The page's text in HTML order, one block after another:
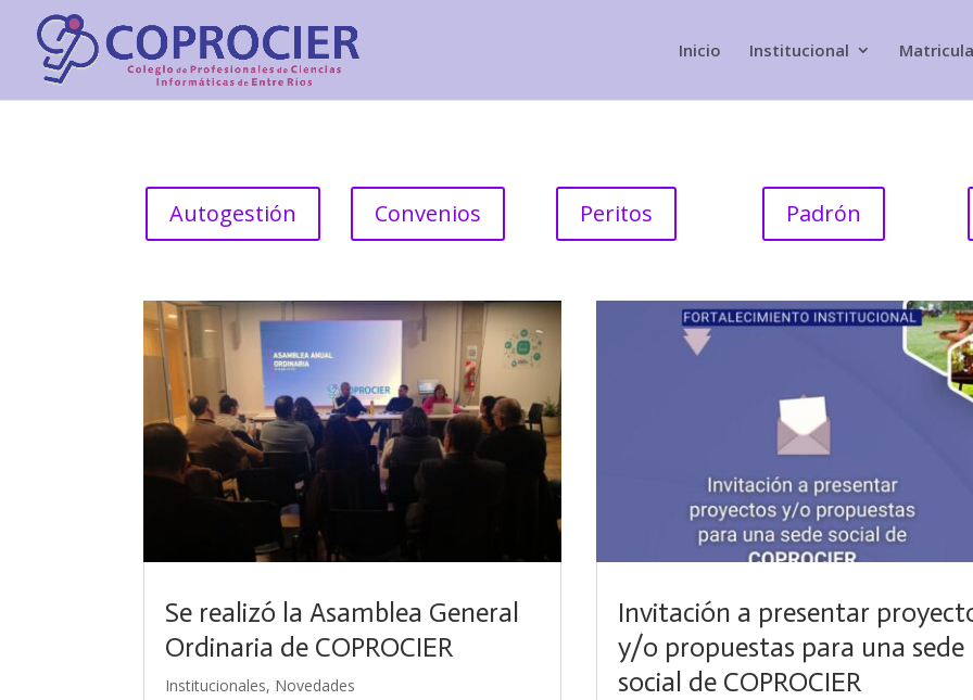
Inicio Institucional
Autogestión Convenios Peritos Padrón
Se realizó la Asamblea General
Ordinaria de COPROCIER
Institucionales, Novedades
Invitación a presentar
y/o propuestas para una sede
social de COPROCIER